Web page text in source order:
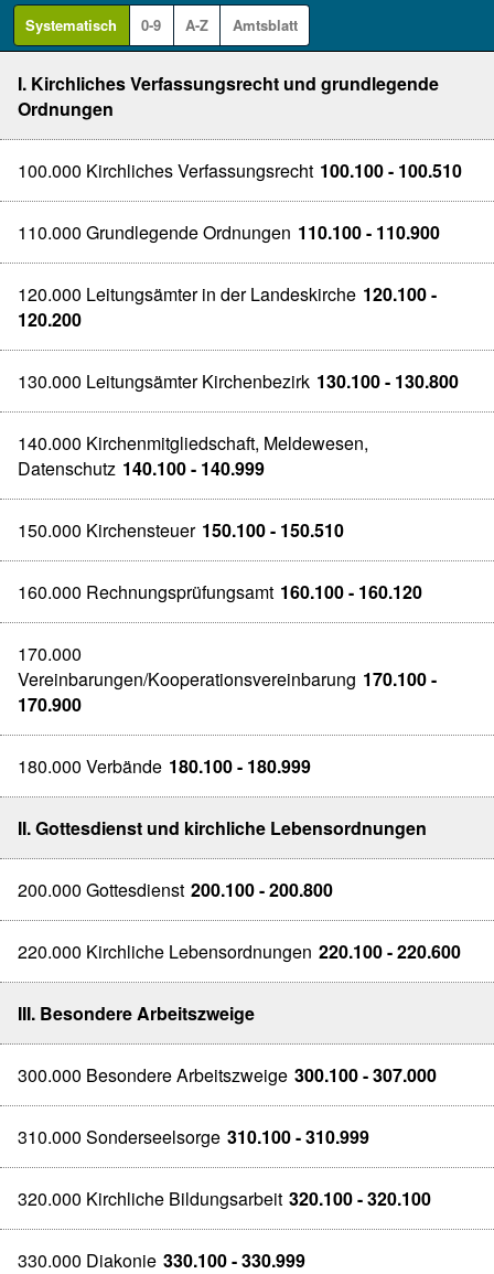
Systematisch 0-9 A-Z Amtsblatt
I. Kirchliches Verfassungsrecht und grundlegende
Ordnungen
100.000 Kirchliches Verfassungsrecht 100.100 - 100.510
110.000 Grundlegende Ordnungen 110.100 - 110.900
120.000 Leitungsämter in der Landeskirche 120.100 -
120.200
130.000 Leitungsämter Kirchenbezirk 130.100 - 130.800
140.000 Kirchenmitgliedschaft, Meldewesen,
Datenschutz 140.100 - 140.999
150.000 Kirchensteuer 150.100 - 150.510
160.000 Rechnungsprüfungsamt 160.100 - 160.120
170.000
Vereinbarungen/Kooperationsvereinbarung 170.100 -
170.900
180.000 Verbände 180.100 - 180.999
II. Gottesdienst und kirchliche Lebensordnungen
200.000 Gottesdienst 200.100 - 200.800
220.000 Kirchliche Lebensordnungen 220.100 - 220.600
III. Besondere Arbeitszweige
300.000 Besondere Arbeitszweige 300.100 - 307.000
310.000 Sonderseelsorge 310.100 - 310.999
320.000 Kirchliche Bildungsarbeit 320.100 - 320.100
330.000 Diakonie 330.100 - 330.999